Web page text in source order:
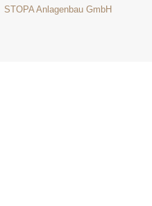
STOPA Anlagenbau GmbH